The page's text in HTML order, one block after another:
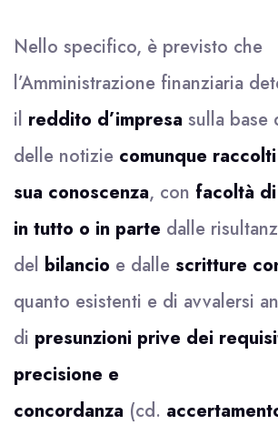
Nello specifico, è previsto che
l’Amministrazione finanziaria
il reddito d’impresa sulla base
delle notizie comunque
sua conoscenza, con facoltà
in tutto o in parte dalle
del bilancio e dalle scritture
quanto esistenti e di avvalersi
di presunzioni prive dei
precisione e
concordanza (cd.